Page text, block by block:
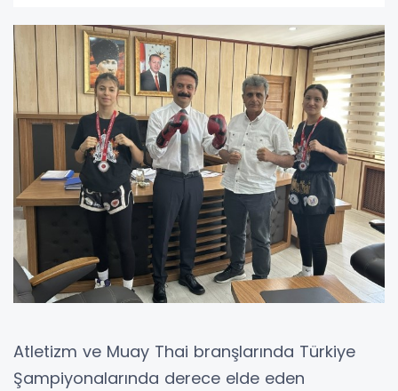
Atletizm ve Muay Thai branşlarında Türkiye
Şampiyonalarında derece elde eden